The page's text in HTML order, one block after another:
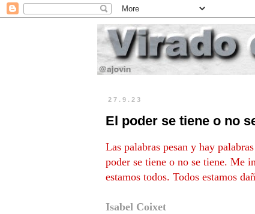
27.9.23
El poder se tiene o no
Las palabras pesan y hay
poder se tiene o no se tiene. Me
estamos todos. Todos estamos
Isabel Coixet